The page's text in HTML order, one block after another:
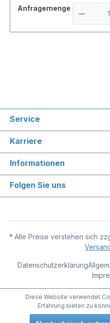
Anfragemenge
Service
Karriere
Informationen
Folgen Sie uns
* Alle Preise verstehen sich
Datenschutzerklärung
Diese Website verwendet
Erfahrung bieten zu